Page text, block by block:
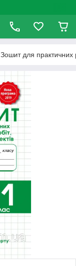
Зошит для практичних